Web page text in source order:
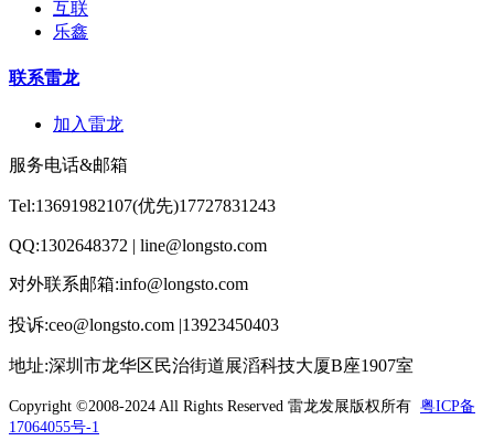
互联
乐鑫
联系雷龙
加入雷龙
服务电话&邮箱
Tel:13691982107(优先)17727831243
QQ:1302648372 | line@longsto.com
对外联系邮箱:info@longsto.com
投诉:ceo@longsto.com |13923450403
地址:深圳市龙华区民治街道展滔科技大厦B座1907室
Copyright ©2008-2024 All Rights Reserved 雷龙发展版权所有 粤ICP备
17064055号-1